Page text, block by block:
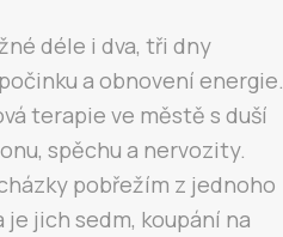
déle i dva, tři dny
a obnovení energie.
terapie ve městě s duší
spěchu a nervozity.
pobřežím z jednoho
jich sedm, koupání na